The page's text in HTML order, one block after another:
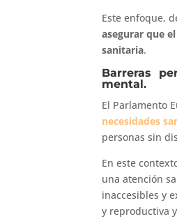
Este enfoque,
asegurar que
sanitaria.
Barreras
mental.
El Parlamento
necesidades
personas sin
En este
una atención
inaccesibles y
y reproductiva